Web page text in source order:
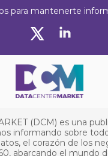
para mantenerte
(DCM) es una
informando sobre
el corazón de los
abarcando el mundo